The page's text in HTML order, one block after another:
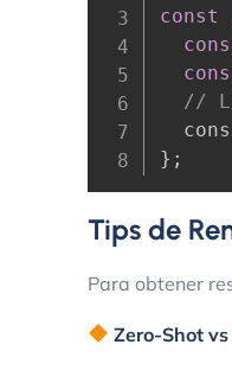
const
//
} ;
Tips de
Para obtener
Zero-Shot